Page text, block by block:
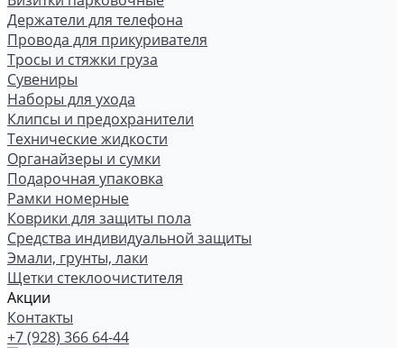
Держатели для телефона
Провода для прикуривателя
Тросы и стяжки груза
Сувениры
Наборы для ухода
Клипсы и предохранители
Технические жидкости
Органайзеры и сумки
Подарочная упаковка
Рамки номерные
Коврики для защиты пола
Средства индивидуальной защиты
Эмали, грунты, лаки
Щетки стеклоочистителя
Акции
Контакты
+7 (928) 366 64-44